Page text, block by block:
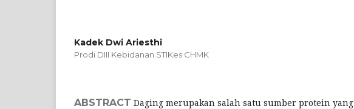
Kadek Dwi Ariesthi
Prodi DIII Kebidanan STIKes CHMK
ABSTRACT Daging merupakan salah satu sumber protein yang